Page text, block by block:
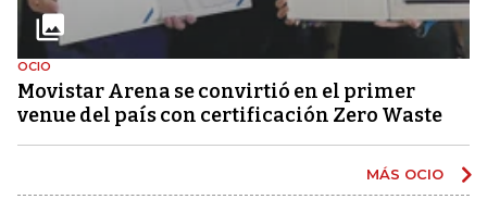
OCIO
Movistar Arena se convirtió en el primer
venue del país con certificación Zero Waste
MÁS OCIO